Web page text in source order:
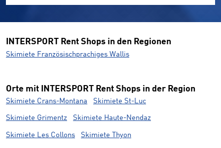
INTERSPORT Rent Shops in den Regionen
Skimiete Französischprachiges Wallis
Orte mit INTERSPORT Rent Shops in der Region
Skimiete Crans-Montana Skimiete St-Luc
Skimiete Grimentz Skimiete Haute-Nendaz
Skimiete Les Collons Skimiete Thyon